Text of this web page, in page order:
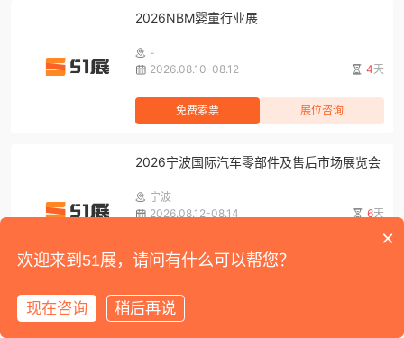
2026NBM婴童行业展
-
2026.08.10-08.12
4天
免费索票 展位咨询
2026宁波国际汽车零部件及售后市场展览会
宁波
2026.08.12-08.14
6天
免费索票
2026第五届亚洲金属建筑博览会
×
欢迎来到51展，请问有什么可以帮您？
现在咨询 稍后再说